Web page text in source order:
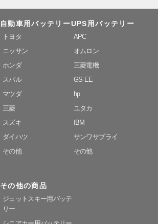
自動車用バッテリー
トヨタ
ニッサン
ホンダ
スバル
マツダ
三菱
スズキ
ダイハツ
その他
UPS用バッテリー
APC
オムロン
三菱電機
GS-EE
hp
ユタカ
IBM
サンワサプライ
その他
その他の商品
ジェットスキー用バッテ
リー